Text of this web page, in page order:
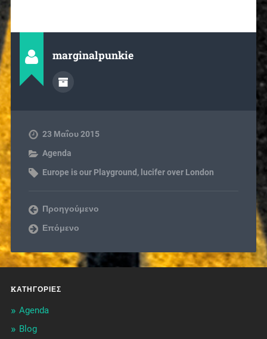
marginalpunkie
23 Μαΐου 2015
Agenda
Europe is our Playground , lucifer over London
Προηγούμενο
Επόμενο
KΑΤΗΓΟΡΊΕΣ
Agenda
Blog